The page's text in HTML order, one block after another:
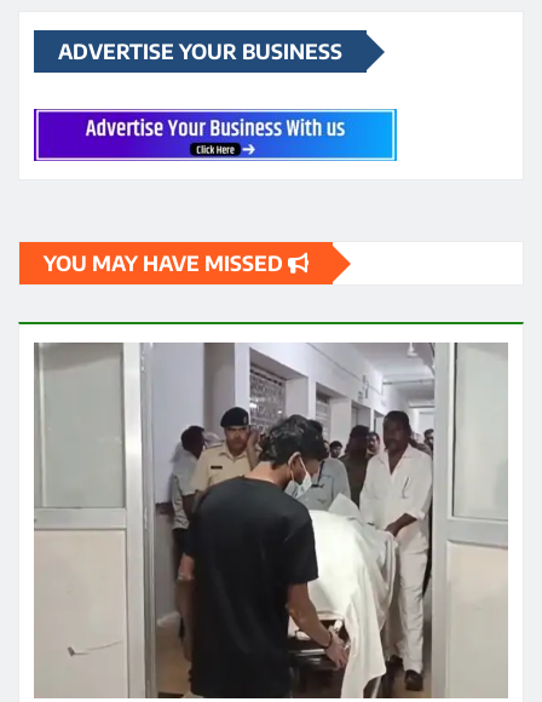
YOU MAY HAVE MISSED
ब्रेकिंग न्यूज़
छत्तीसगढ़ के बिलासपुर जिले में मलेरिया का खतरा लगातार बढ़ता जा
रहा है
Praveen Kumar Dubey Aug 7, 2026